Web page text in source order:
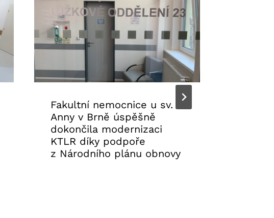
Fakultní nemocnice u sv.
Anny v Brně úspěšně
dokončila modernizaci
KTLR díky podpoře
z Národního plánu obnovy